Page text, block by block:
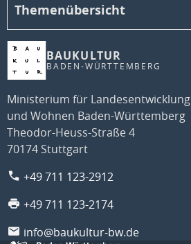
BAUKULTUR
BADEN-WÜRTTEMBERG
Ministerium für Landesentwicklung
und Wohnen Baden-Württemberg
Theodor-Heuss-Straße 4
70174 Stuttgart
+49 711 123-2912
+49 711 123-2174
info@baukultur-bw.de
Themenübersicht